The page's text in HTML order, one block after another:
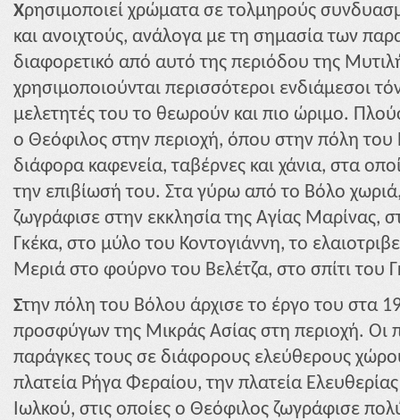
Χρησιμοποιεί χρώματα σε τολμηρούς
και ανοιχτούς, ανάλογα με τη σημασία των
διαφορετικό από αυτό της περιόδου της
χρησιμοποιούνται περισσότεροι ενδιάμεσοι
μελετητές του το θεωρούν και πιο ώριμο.
ο Θεόφιλος στην περιοχή, όπου στην πόλη του
διάφορα καφενεία, ταβέρνες και χάνια, στα
την επιβίωσή του. Στα γύρω από το Βόλο
ζωγράφισε στην εκκλησία της Αγίας Μαρίνας,
Γκέκα, στο μύλο του Κοντογιάννη, το
Μεριά στο φούρνο του Βελέτζα, στο σπίτι του
Στην πόλη του Βόλου άρχισε το έργο του στα
προσφύγων της Μικράς Ασίας στη περιοχή. Οι
παράγκες τους σε διάφορους ελεύθερους
πλατεία Ρήγα Φεραίου, την πλατεία
Ιωλκού, στις οποίες ο Θεόφιλος ζωγράφισε